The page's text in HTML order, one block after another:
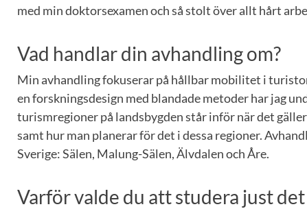
med min doktorsexamen och så stolt över allt hårt
Vad handlar din avhandling om?
Min avhandling fokuserar på hållbar mobilitet i
en forskningsdesign med blandade metoder har jag
turismregioner på landsbygden står inför när det
samt hur man planerar för det i dessa regioner.
Sverige: Sälen, Malung-Sälen, Älvdalen och Åre.
Varför valde du att studera just